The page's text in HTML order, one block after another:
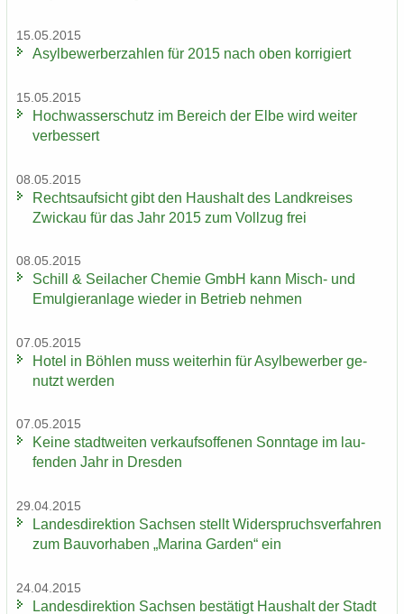
15.05.2015
Asyl­be­wer­ber­zah­len für 2015 nach oben kor­ri­giert
15.05.2015
Hoch­was­ser­schutz im Be­reich der Elbe wird wei­ter
ver­bes­sert
08.05.2015
Rechts­auf­sicht gibt den Haus­halt des Land­krei­ses
Zwi­ckau für das Jahr 2015 zum Voll­zug frei
08.05.2015
Schill & Seil­a­cher Che­mie GmbH kann Misch-​ und
Emul­gier­an­la­ge wie­der in Be­trieb neh­men
07.05.2015
Hotel in Böh­len muss wei­ter­hin für Asyl­be­wer­ber ge­
nutzt wer­den
07.05.2015
Keine stadt­wei­ten ver­kaufs­of­fe­nen Sonn­ta­ge im lau­
fen­den Jahr in Dres­den
29.04.2015
Lan­des­di­rek­ti­on Sach­sen stellt Wi­der­spruchs­ver­fah­ren
zum Bau­vor­ha­ben „Ma­ri­na Gar­den“ ein
24.04.2015
Lan­des­di­rek­ti­on Sach­sen be­stä­tigt Haus­halt der Stadt